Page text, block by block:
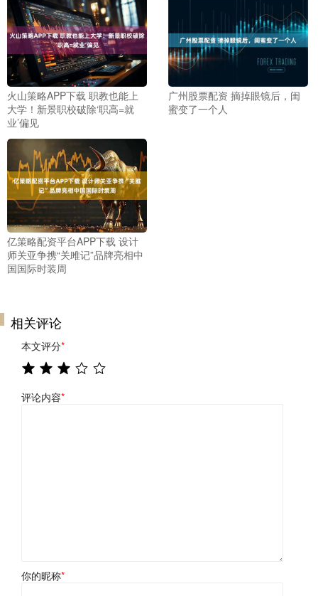
火山策略APP下载 职教也能上
大学！新景职校破除‘职高=就
业’偏见
广州股票配资 摘掉眼镜后，闺
蜜变了一个人
亿策略配资平台APP下载 设计
师关亚争携“关雎记”品牌亮相中
国国际时装周
相关评论
本文评分*
评论内容*
你的昵称*